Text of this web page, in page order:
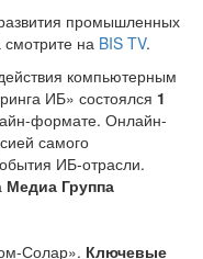
промышленных
на BIS TV.
компьютерным
ИБ» состоялся 1
формате. Онлайн-
самого
ИБ-отрасли.
Медиа Группа
Солар». Ключевые